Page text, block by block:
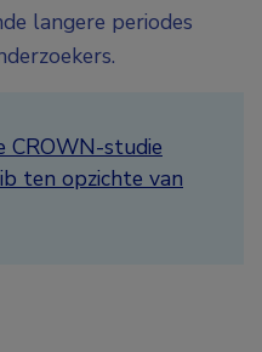
langere periodes
CROWN-studie
ten opzichte van